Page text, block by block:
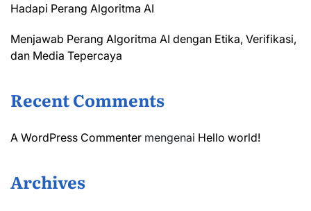
Hadapi Perang Algoritma AI
Menjawab Perang Algoritma AI dengan Etika, Verifikasi,
dan Media Tepercaya
Recent Comments
A WordPress Commenter mengenai Hello world!
Archives